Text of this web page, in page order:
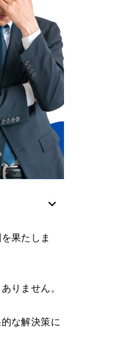
果たしま
りません。
な解決策に